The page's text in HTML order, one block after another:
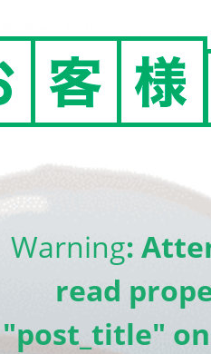
Warning:
read
"post_title"